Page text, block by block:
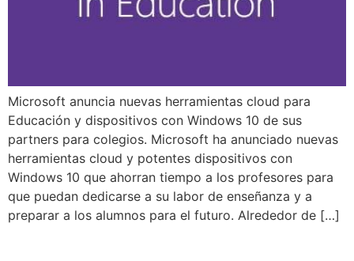
Microsoft anuncia nuevas herramientas cloud para
Educación y dispositivos con Windows 10 de sus
partners para colegios. Microsoft ha anunciado nuevas
herramientas cloud y potentes dispositivos con
Windows 10 que ahorran tiempo a los profesores para
que puedan dedicarse a su labor de enseñanza y a
preparar a los alumnos para el futuro. Alrededor de […]